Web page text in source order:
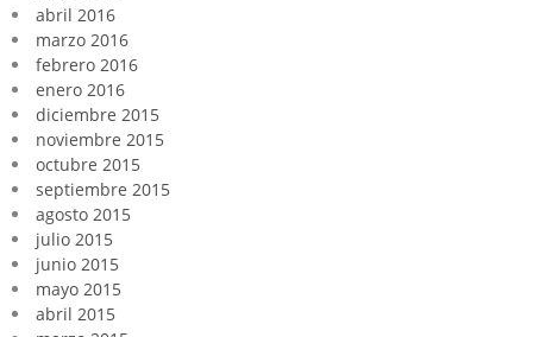
abril 2016
marzo 2016
febrero 2016
enero 2016
diciembre 2015
noviembre 2015
octubre 2015
septiembre 2015
agosto 2015
julio 2015
junio 2015
mayo 2015
abril 2015